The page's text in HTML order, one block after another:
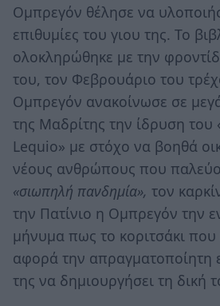
Ομπρεγόν θέλησε να
επιθυμίες του γιου της. Το
ολοκληρώθηκε με την
του, τον Φεβρουάριο του
Ομπρεγόν ανακοίνωσε σε
της Μαδρίτης την ίδρυση του
Lequio» με στόχο να βοηθά
νέους ανθρώπους που
«σιωπηλή πανδημία», τον
την Πατίνιο η Ομπρεγόν την
μήνυμα πως το κοριτσάκι
αφορά την απραγματοποίητη
της να δημιουργήσει τη δική